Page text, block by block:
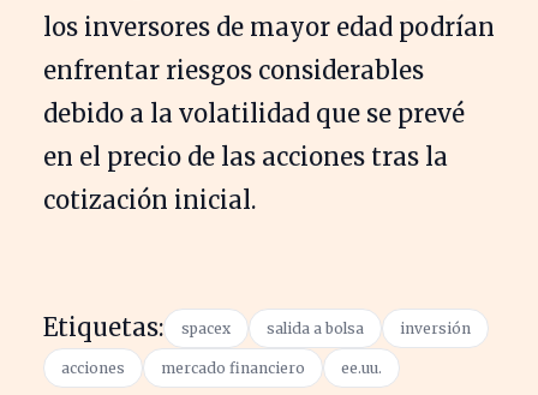
los inversores de mayor edad podrían
enfrentar riesgos considerables
debido a la volatilidad que se prevé
en el precio de las acciones tras la
cotización inicial.
Etiquetas: spacex salida a bolsa inversión
acciones mercado financiero ee.uu.